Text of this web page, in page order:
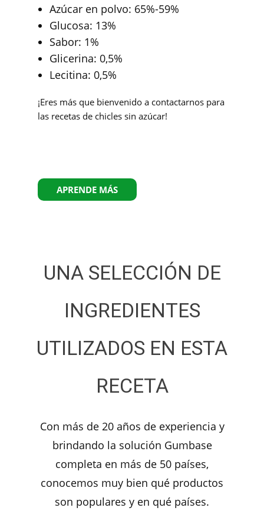
Azúcar en polvo: 65%-59%
Glucosa: 13%
Sabor: 1%
Glicerina: 0,5%
Lecitina: 0,5%
¡Eres más que bienvenido a contactarnos para
las recetas de chicles sin azúcar!
APRENDE MÁS
UNA SELECCIÓN DE
INGREDIENTES
UTILIZADOS EN ESTA
RECETA
Con más de 20 años de experiencia y
brindando la solución Gumbase
completa en más de 50 países,
conocemos muy bien qué productos
son populares y en qué países.